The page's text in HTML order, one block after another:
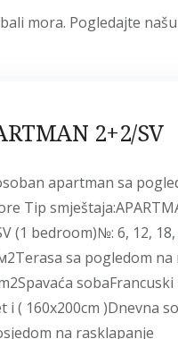
mora. Pogledajte
2+2/SV
apartman sa
Tip
(1 bedroom)№: 6, 12, 18,
sa pogledom na
sobaFrancuski
i ( 160x200cm )Dnevna
na rasklapanje